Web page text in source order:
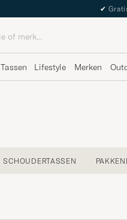
✔
Tassen Lifestyle Merken
SCHOUDERTASSEN